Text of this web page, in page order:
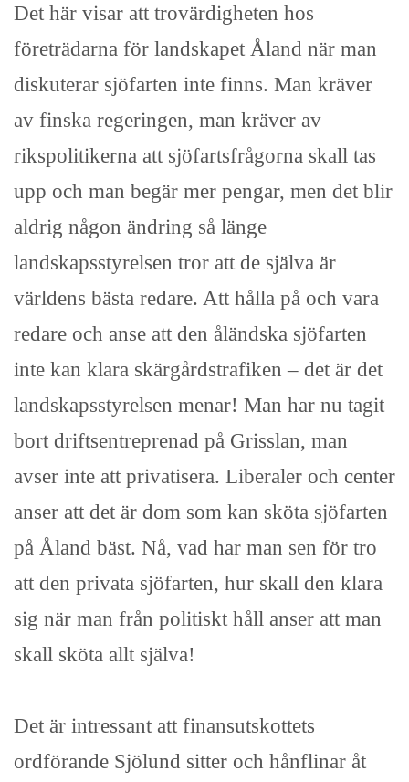
Det här visar att trovärdigheten hos
företrädarna för landskapet Åland när man
diskuterar sjöfarten inte finns. Man kräver
av finska regeringen, man kräver av
rikspolitikerna att sjöfartsfrågorna skall tas
upp och man begär mer pengar, men det blir
aldrig någon ändring så länge
landskapsstyrelsen tror att de själva är
världens bästa redare. Att hålla på och vara
redare och anse att den åländska sjöfarten
inte kan klara skärgårdstrafiken – det är det
landskapsstyrelsen menar! Man har nu tagit
bort driftsentreprenad på Grisslan, man
avser inte att privatisera. Liberaler och center
anser att det är dom som kan sköta sjöfarten
på Åland bäst. Nå, vad har man sen för tro
att den privata sjöfarten, hur skall den klara
sig när man från politiskt håll anser att man
skall sköta allt själva!
Det är intressant att finansutskottets
ordförande Sjölund sitter och hånflinar åt